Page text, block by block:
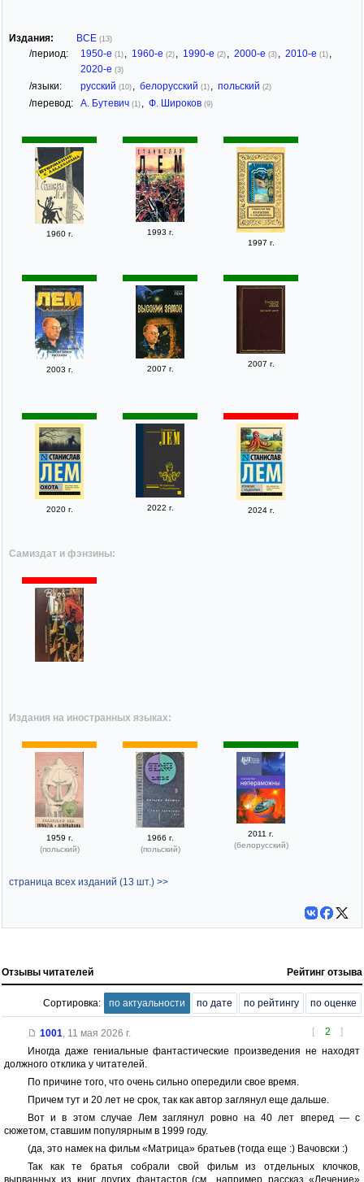
Издания: ВСЕ (13)
/период: 1950-е (1) , 1960-е (2) , 1990-е (2) , 2000-е (3) , 2010-е (1) ,
2020-е (3)
/языки: русский (10) , белорусский (1) , польский (2)
/перевод: А. Бутевич (1) , Ф. Широков (9)
1960 г.
1993 г.
1997 г.
2003 г. 2007 г.
2007 г.
2020 г. 2022 г. 2024 г.
Самиздат и фэнзины:
Издания на иностранных языках:
1959 г.
(польский)
1966 г.
(польский)
2011 г.
(белорусский)
страница всех изданий (13 шт.) >>
Отзывы читателей Рейтинг отзыва
Сортировка: по актуальности по дате по рейтингу по оценке
[ 2 ]
1001, 11 мая 2026 г.
Иногда даже гениальные фантастические произведения не находят
должного отклика у читателей.
По причине того, что очень сильно опередили свое время.
Причем тут и 20 лет не срок, так как автор заглянул еще дальше.
Вот и в этом случае Лем заглянул ровно на 40 лет вперед — с
сюжетом, ставшим популярным в 1999 году.
(да, это намек на фильм «Матрица» братьев (тогда еще :) Вачовски :)
Так как те братья собрали свой фильм из отдельных клочков,
вырванных из книг других фантастов (см., например рассказ «Лечение»